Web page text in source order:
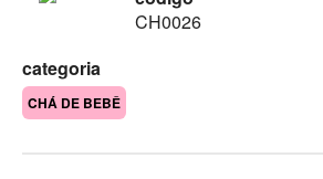
CH0026
categoria
CHÁ DE BEBÊ